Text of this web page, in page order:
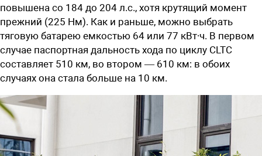
повышена со 184 до 204 л.с., хотя крутящий момент
прежний (225 Нм). Как и раньше, можно выбрать
тяговую батарею емкостью 64 или 77 кВт∙ч. В первом
случае паспортная дальность хода по циклу CLTC
составляет 510 км, во втором — 610 км: в обоих
случаях она стала больше на 10 км.